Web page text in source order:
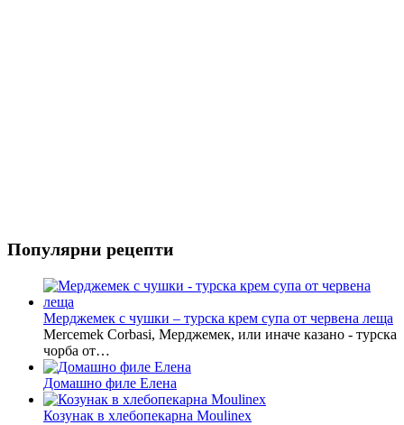
Популярни рецепти
Мерджемек с чушки – турска крем супа от червена леща
Mercemek Corbasi, Мерджемек, или иначе казано - турска
чорба от…
Домашно филе Елена
Козунак в хлебопекарна Moulinex